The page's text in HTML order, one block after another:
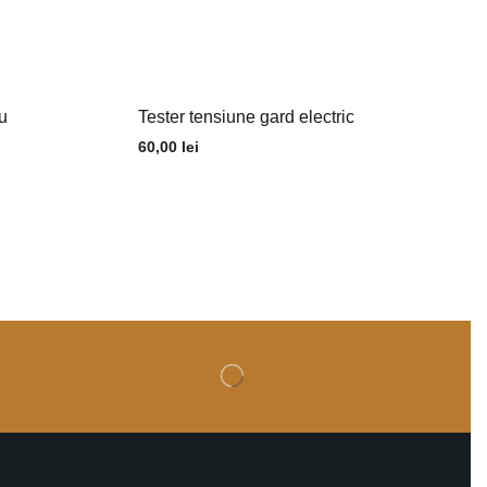
Tester tensiune gard electric
60,00 lei